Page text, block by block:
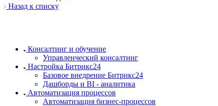
Назад к списку
Консалтинг и обучение
Управленческий консалтинг
Настройка Битрикс24
Базовое внедрение Битрикс24
Дашборды и BI - аналитика
Автоматизация процессов
Автоматизация бизнес-процессов